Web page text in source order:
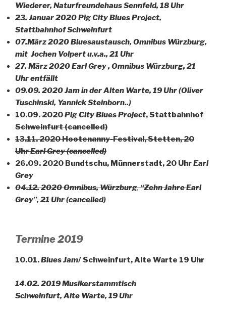
Wiederer, Naturfreundehaus Sennfeld, 18 Uhr
23. Januar 2020 Pig City Blues Project,
Stattbahnhof Schweinfurt
07.März 2020 Bluesaustausch, Omnibus Würzburg,
mit Jochen Volpert u.v.a., 21 Uhr
27. März 2020 Earl Grey , Omnibus Würzburg, 21
Uhr entfällt
09.09. 2020 Jam in der Alten Warte, 19 Uhr (Oliver
Tuschinski, Yannick Steinborn..)
10.09. 2020Pig City Blues Project, Stattbahnhof
Schweinfurt (cancelled)
13.11. 2020 Hootenanny-Festival, Stetten, 20
UhrEarl Grey (cancelled)
26.09. 2020 Bundtschu, Münnerstadt, 20 UhrEarl
Grey
04.12. 2020 Omnibus, Würzburg,“Zehn Jahre Earl
Grey”, 21 Uhr (cancelled)
Termine 2019
10.01.Blues Jam/ Schweinfurt, Alte Warte 19 Uhr
14.02. 2019Musikerstammtisch
Schweinfurt, Alte Warte, 19 Uhr